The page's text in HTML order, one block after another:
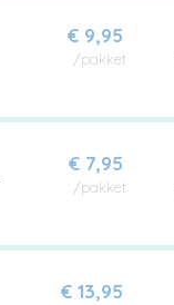
€ 9,95
/pakket
€ 7,95
/pakket
€ 13,95